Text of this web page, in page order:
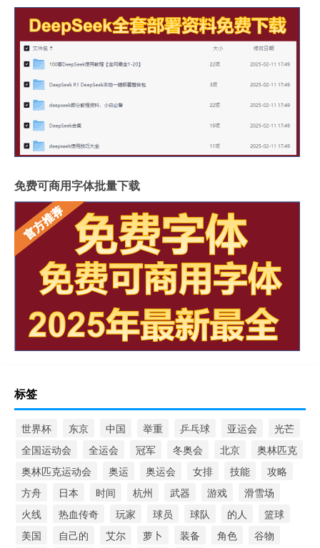
免费可商用字体批量下载
标签
世界杯 东京 中国 举重 乒乓球 亚运会
光芒
全国运动会
全运会 冠军 冬奥会 北京
奥林匹克
奥林匹克运动会
奥运 奥运会 女排 技能
攻略
方舟
日本 时间 杭州 武器 游戏
滑雪场
火线
热血传奇 玩家 球员 球队 的人
篮球
美国
自己的 艾尔 萝卜 装备 角色
谷物